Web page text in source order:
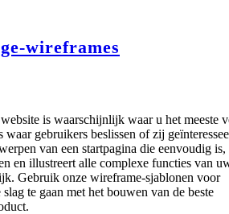
wireframes
is waarschijnlijk waar u het meeste
waar gebruikers beslissen of zij
van een startpagina die eenvoudig is,
en illustreert alle complexe functies van
Gebruik onze wireframe-sjablonen voor
te gaan met het bouwen van de beste